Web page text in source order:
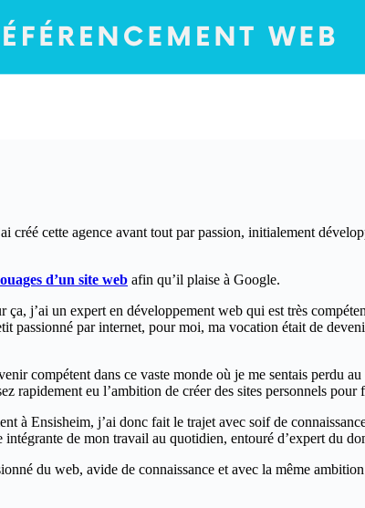
créé cette agence avant tout par passion, initialement
d’un site web afin qu’il plaise à Google.
j’ai un expert en développement web qui est très
passionné par internet, pour moi, ma vocation était de
compétent dans ce vaste monde où je me sentais perdu
eu l’ambition de créer des sites personnels pour
à Ensisheim, j’ai donc fait le trajet avec soif de
de mon travail au quotidien, entouré d’expert du
du web, avide de connaissance et avec la même